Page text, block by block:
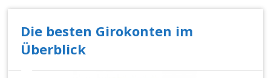
Die besten Girokonten im
Überblick